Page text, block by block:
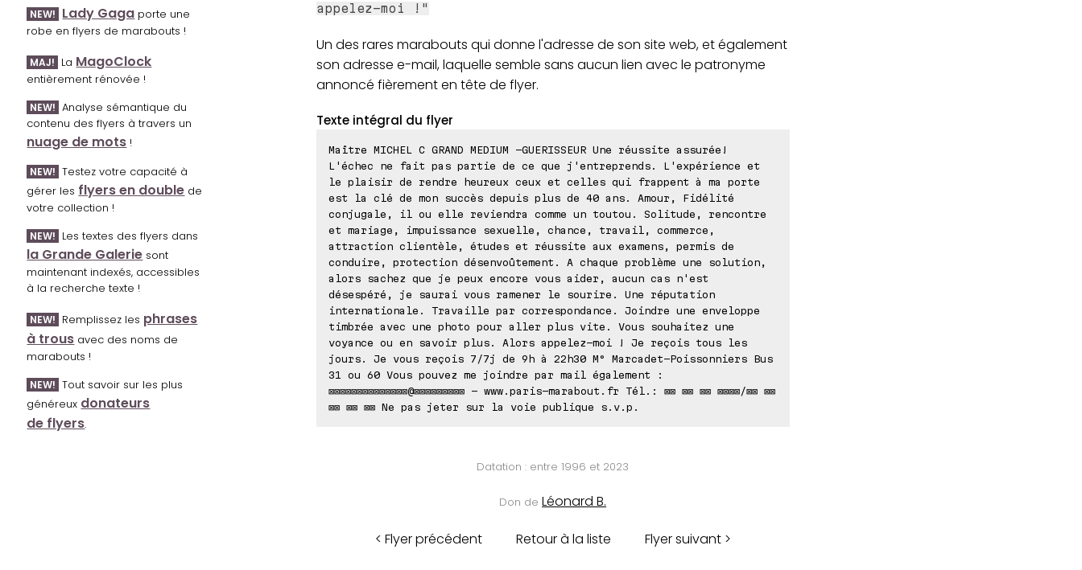
NEW! Lady Gaga porte une
robe en flyers de marabouts !
MAJ! La MagoClock
entièrement rénovée !
NEW! Analyse sémantique du
contenu des flyers à travers un
nuage de mots !
NEW! Testez votre capacité à
gérer les flyers en double de
votre collection !
NEW! Les textes des flyers dans
la Grande Galerie sont
maintenant indexés, accessibles
à la recherche texte !
NEW! Remplissez les phrases
à trous avec des noms de
marabouts !
NEW! Tout savoir sur les plus
généreux donateurs
de flyers.
appelez-moi !"
Un des rares marabouts qui donne l'adresse de son site web, et également
son adresse e-mail, laquelle semble sans aucun lien avec le patronyme
annoncé fièrement en tête de flyer.
Texte intégral du flyer
Maître MICHEL C GRAND MEDIUM -GUERISSEUR Une réussite assurée!
L'échec ne fait pas partie de ce que j'entreprends. L'expérience et
le plaisir de rendre heureux ceux et celles qui frappent à ma porte
est la clé de mon succès depuis plus de 40 ans. Amour, Fidélité
conjugale, il ou elle reviendra comme un toutou. Solitude, rencontre
et mariage, impuissance sexuelle, chance, travail, commerce,
attraction clientèle, études et réussite aux examens, permis de
conduire, protection désenvoûtement. A chaque problème une solution,
alors sachez que je peux encore vous aider, aucun cas n'est
désespéré, je saurai vous ramener le sourire. Une réputation
internationale. Travaille par correspondance. Joindre une enveloppe
timbrée avec une photo pour aller plus vite. Vous souhaitez une
voyance ou en savoir plus. Alors appelez-moi ! Je reçois tous les
jours. Je vous reçois 7/7j de 9h à 22h30 M° Marcadet-Poissonniers Bus
31 ou 60 Vous pouvez me joindre par mail également :
⊠⊠⊠⊠⊠⊠⊠⊠⊠⊠⊠⊠⊠⊠@⊠⊠⊠⊠⊠⊠⊠⊠⊠ - www.paris-marabout.fr Tél.: ⊠⊠ ⊠⊠ ⊠⊠ ⊠⊠⊠⊠/⊠⊠ ⊠⊠
⊠⊠ ⊠⊠ ⊠⊠ Ne pas jeter sur la voie publique s.v.p.
Datation : entre 1996 et 2023
Don de Léonard B.
< Flyer précédent Retour à la liste Flyer suivant >